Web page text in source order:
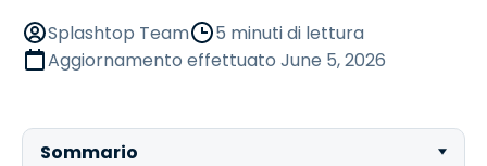
Splashtop Team
5 minuti di lettura
Aggiornamento effettuato June 5, 2026
Sommario